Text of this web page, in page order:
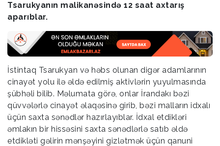
Tsarukyanın malikanəsində 12 saat axtarış
aparıblar.
İstintaq Tsarukyan və həbs olunan digər adamlarının
cinayət yolu ilə əldə edilmiş aktivlərin yuyulmasında
şübhəli bilib. Məlumata görə, onlar İrandakı bəzi
qüvvələrlə cinayət əlaqəsinə girib, bəzi malların idxalı
üçün saxta sənədlər hazırlayıblar. İdxal etdikləri
əmlakın bir hissəsini saxta sənədlərlə satıb əldə
etdikləti gəlirin mənşəyini gizlətmək üçün qanuni